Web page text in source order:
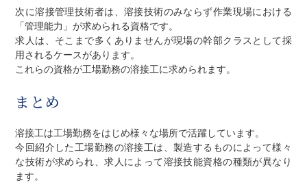
次に溶接管理技術者は、溶接技術のみならず作業現場における
「管理能力」が求められる資格です。
求人は、そこまで多くありませんが現場の幹部クラスとして採
用されるケースがあります。
これらの資格が工場勤務の溶接工に求められます。
まとめ
溶接工は工場勤務をはじめ様々な場所で活躍しています。
今回紹介した工場勤務の溶接工は、製造するものによって様々
な技術が求められ、求人によって溶接技能資格の種類が異なり
ます。